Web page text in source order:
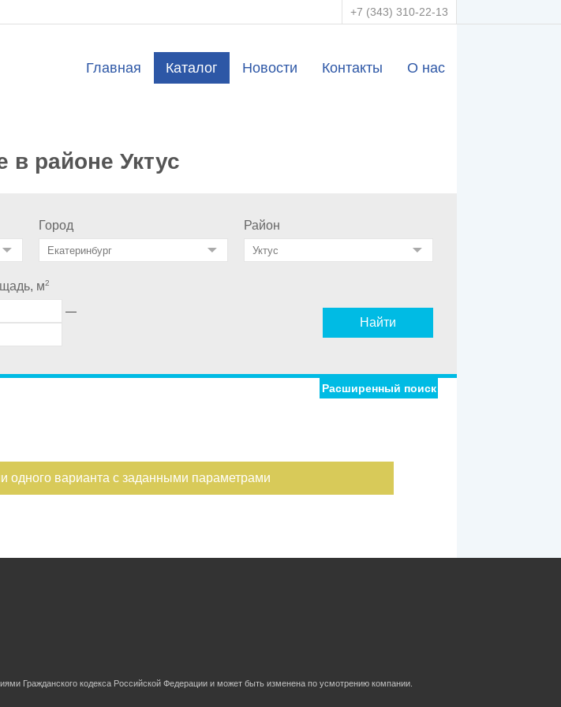
+7 (343) 310-22-13
Главная Каталог Новости Контакты О нас
в районе Уктус
Город Район
м2
—
Найти
Расширенный поиск
одного варианта с заданными параметрами
Гражданского кодекса Российской Федерации и может быть изменена по усмотрению компании.